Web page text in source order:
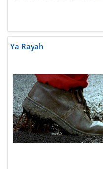
Ya Rayah